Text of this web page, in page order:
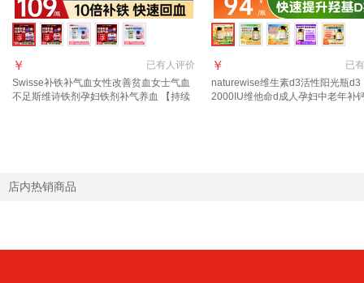
已有人评价
￥
Swisse补铁补气血女性改善贫血女士气血
不足斯维诗铁剂孕妇铁剂补气养血 【持续
已有
￥
naturewise维生素d3活性阳光瓶d3
2000IU维他命d成人孕妇中老年补
店内热销商品